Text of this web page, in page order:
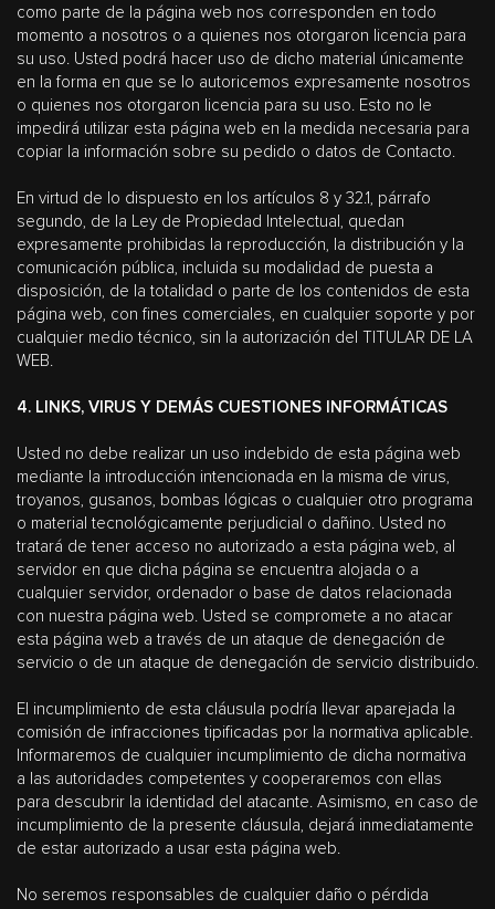
como parte de la página web nos corresponden en todo
momento a nosotros o a quienes nos otorgaron licencia para
su uso. Usted podrá hacer uso de dicho material únicamente
en la forma en que se lo autoricemos expresamente nosotros
o quienes nos otorgaron licencia para su uso. Esto no le
impedirá utilizar esta página web en la medida necesaria para
copiar la información sobre su pedido o datos de Contacto.
En virtud de lo dispuesto en los artículos 8 y 32.1, párrafo
segundo, de la Ley de Propiedad Intelectual, quedan
expresamente prohibidas la reproducción, la distribución y la
comunicación pública, incluida su modalidad de puesta a
disposición, de la totalidad o parte de los contenidos de esta
página web, con fines comerciales, en cualquier soporte y por
cualquier medio técnico, sin la autorización del TITULAR DE LA
WEB.
4. LINKS, VIRUS Y DEMÁS CUESTIONES INFORMÁTICAS
Usted no debe realizar un uso indebido de esta página web
mediante la introducción intencionada en la misma de virus,
troyanos, gusanos, bombas lógicas o cualquier otro programa
o material tecnológicamente perjudicial o dañino. Usted no
tratará de tener acceso no autorizado a esta página web, al
servidor en que dicha página se encuentra alojada o a
cualquier servidor, ordenador o base de datos relacionada
con nuestra página web. Usted se compromete a no atacar
esta página web a través de un ataque de denegación de
servicio o de un ataque de denegación de servicio distribuido.
El incumplimiento de esta cláusula podría llevar aparejada la
comisión de infracciones tipificadas por la normativa aplicable.
Informaremos de cualquier incumplimiento de dicha normativa
a las autoridades competentes y cooperaremos con ellas
para descubrir la identidad del atacante. Asimismo, en caso de
incumplimiento de la presente cláusula, dejará inmediatamente
de estar autorizado a usar esta página web.
No seremos responsables de cualquier daño o pérdida